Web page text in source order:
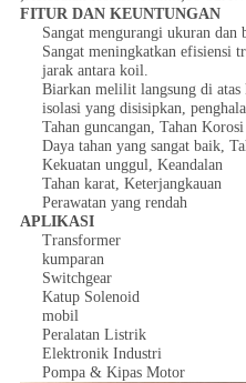
FITUR DAN KEUNTUNGAN
Sangat mengurangi ukuran dan
Sangat meningkatkan efisiensi
jarak antara koil.
Biarkan melilit langsung di
isolasi yang disisipkan,
Tahan guncangan, Tahan Korosi
Daya tahan yang sangat baik,
Kekuatan unggul, Keandalan
Tahan karat, Keterjangkauan
Perawatan yang rendah
APLIKASI
Transformer
kumparan
Switchgear
Katup Solenoid
mobil
Peralatan Listrik
Elektronik Industri
Pompa & Kipas Motor